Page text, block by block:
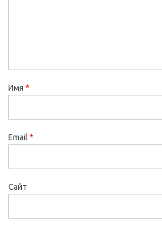
Имя *
Email *
Сайт